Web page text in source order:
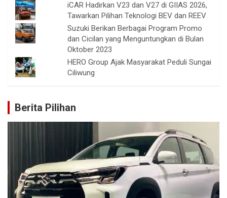
iCAR Hadirkan V23 dan V27 di GIIAS 2026,
Tawarkan Pilihan Teknologi BEV dan REEV
Suzuki Berikan Berbagai Program Promo
dan Cicilan yang Menguntungkan di Bulan
Oktober 2023
HERO Group Ajak Masyarakat Peduli Sungai
Ciliwung
Berita Pilihan